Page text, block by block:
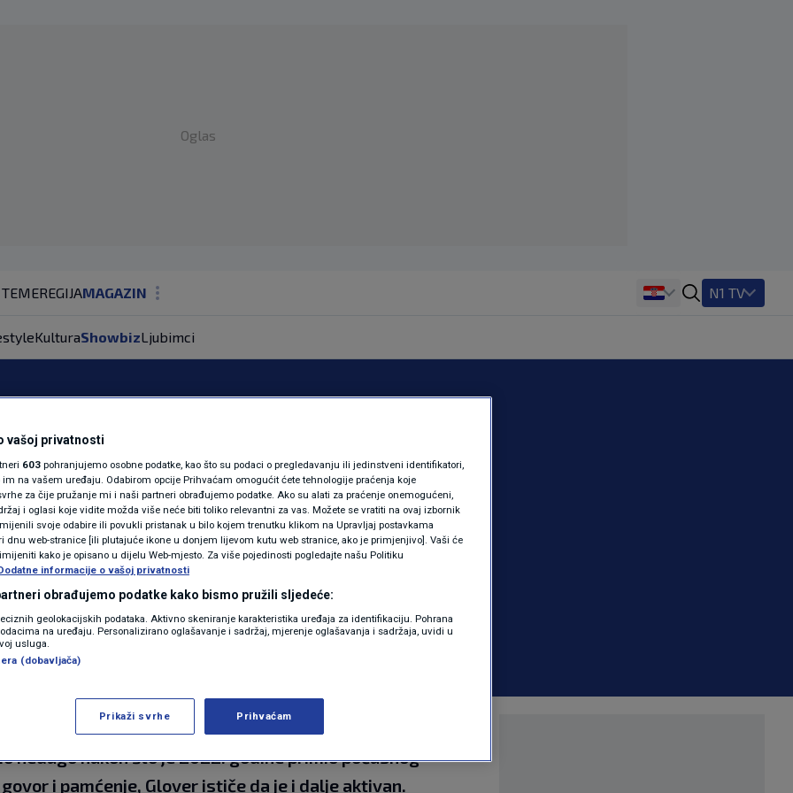
Oglas
TEMEREGIJAMAGAZIN
KOLUMNE
N1(DIS)INFO
FOTO
VIDEO
N1 TV
KulturaShowbizLjubimci
oružja" otkrio da
bolesti: Mogu živjeti
je da već nekoliko godina živi s Alzheimerovom bolešću.
nedugo nakon što je 2022. godine primio počasnog
i pamćenje, Glover ističe da je i dalje aktivan.
vašoj privatnosti
603 pohranjujemo osobne podatke, kao što su podaci o pregledavanju ili jedinstveni identifikatori,
na vašem uređaju. Odabirom opcije Prihvaćam omogućit ćete tehnologije praćenja koje
za čije pružanje mi i naši partneri obrađujemo podatke. Ako su alati za praćenje onemogućeni,
i oglasi koje vidite možda više neće biti toliko relevantni za vas. Možete se vratiti na ovaj izbornik
svoje odabire ili povukli pristanak u bilo kojem trenutku klikom na Upravljaj postavkama
dnu web-stranice [ili plutajuće ikone u donjem lijevom kutu web stranice, ako je primjenjivo]. Vaši će
kako je opisano u dijelu Web-mjesto. Za više pojedinosti pogledajte našu Politiku
informacije o vašoj privatnosti
obrađujemo podatke kako bismo pružili sljedeće:
geolokacijskih podataka. Aktivno skeniranje karakteristika uređaja za identifikaciju. Pohrana
na uređaju. Personalizirano oglašavanje i sadržaj, mjerenje oglašavanja i sadržaja, uvidi u
usluga.
(dobavljača)
Prikaži svrhe Prihvaćam